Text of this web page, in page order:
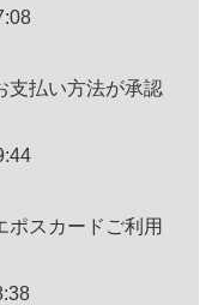
支払い方法が承認
ポスカードご利用